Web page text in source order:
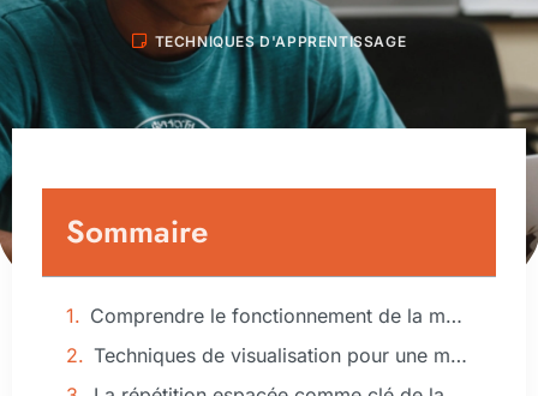
TECHNIQUES D'APPRENTISSAGE
Sommaire
Comprendre le fonctionnement de la mémoire
Techniques de visualisation pour une mémorisation efficace